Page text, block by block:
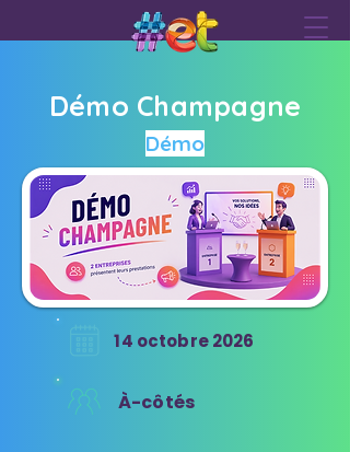
Démo Champagne
Démo
14 octobre 2026
À-côtés